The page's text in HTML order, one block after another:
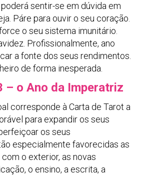
poderá sentir-se em dúvida em
Páre para ouvir o seu coração.
o seu sistema imunitário.
Profissionalmente, ano
a fonte dos seus rendimentos.
de forma inesperada.
– o Ano da Imperatriz
corresponde à Carta de Tarot a
para expandir os seus
os seus
especialmente favorecidas as
o exterior, as novas
o ensino, a escrita, a